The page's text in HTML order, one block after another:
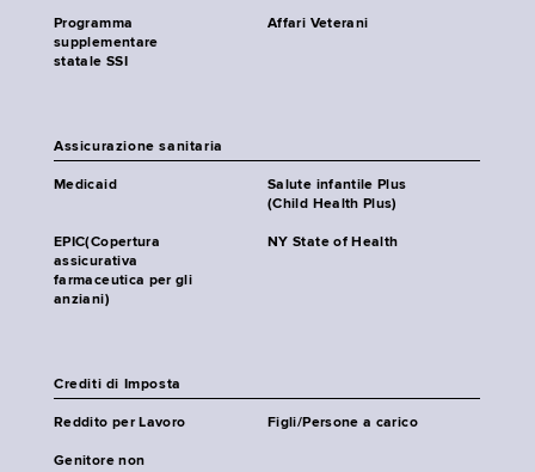
Programma
supplementare
statale SSI
Affari Veterani
Assicurazione sanitaria
Medicaid
Salute infantile Plus
(Child Health Plus)
EPIC(Copertura
assicurativa
farmaceutica per gli
anziani)
NY State of Health
Crediti di Imposta
Reddito per Lavoro Figli/Persone a carico
Genitore non